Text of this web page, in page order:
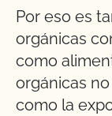
Por eso es
orgánicas
como
orgánicas
como la